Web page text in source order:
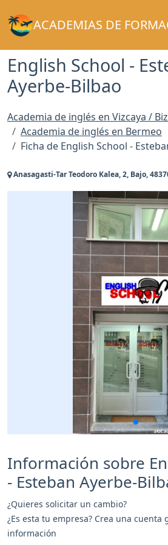
ACADEMIAS DE
English School -
Ayerbe-Bilbao
Academia de inglés en Vizcaya /
Academia de inglés en Bermeo
Ficha de English School -
Anasagasti-Tar Teodoro Kalea, 2, Bajo,
Información sobre
- Esteban Ayerbe-
¿Quieres solicitar un cambio?
¿Es esta tu empresa? Crea una
información